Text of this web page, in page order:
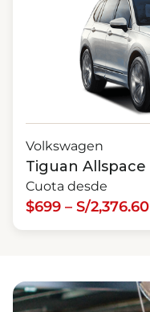
Volkswagen
Tiguan Allspace
Cuota desde
$699 – S/2,376.60